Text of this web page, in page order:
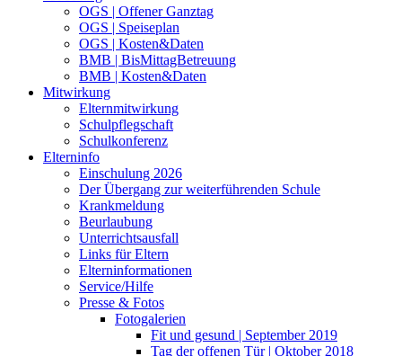
OGS | Offener Ganztag
OGS | Speiseplan
OGS | Kosten&Daten
BMB | BisMittagBetreuung
BMB | Kosten&Daten
Mitwirkung
Elternmitwirkung
Schulpflegschaft
Schulkonferenz
Elterninfo
Einschulung 2026
Der Übergang zur weiterführenden Schule
Krankmeldung
Beurlaubung
Unterrichtsausfall
Links für Eltern
Elterninformationen
Service/Hilfe
Presse & Fotos
Fotogalerien
Fit und gesund | September 2019
Tag der offenen Tür | Oktober 2018